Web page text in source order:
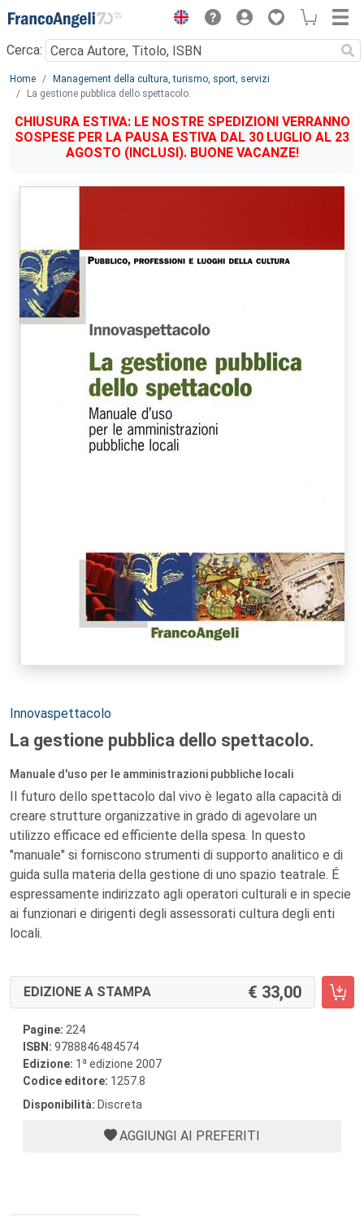
Menu
Cerca:
Main content
Home
Management della cultura, turismo, sport, servizi
La gestione pubblica dello spettacolo.
CHIUSURA ESTIVA: LE NOSTRE SPEDIZIONI VERRANNO
SOSPESE PER LA PAUSA ESTIVA DAL 30 LUGLIO AL 23
AGOSTO (INCLUSI). BUONE VACANZE!
Autori:
Innovaspettacolo
La gestione pubblica dello spettacolo.
Manuale d'uso per le amministrazioni pubbliche locali
Il futuro dello spettacolo dal vivo è legato alla capacità di
creare strutture organizzative in grado di agevolare un
utilizzo efficace ed efficiente della spesa. In questo
"manuale" si forniscono strumenti di supporto analitico e di
guida sulla materia della gestione di uno spazio teatrale. É
espressamente indirizzato agli operatori culturali e in specie
ai funzionari e dirigenti degli assessorati cultura degli enti
locali.
EDIZIONE A STAMPA 33,00
Pagine: 224
ISBN: 9788846484574
Edizione: 1 a edizione 2007
Codice editore: 1257.8
Disponibilità: Discreta
AGGIUNGI AI PREFERITI